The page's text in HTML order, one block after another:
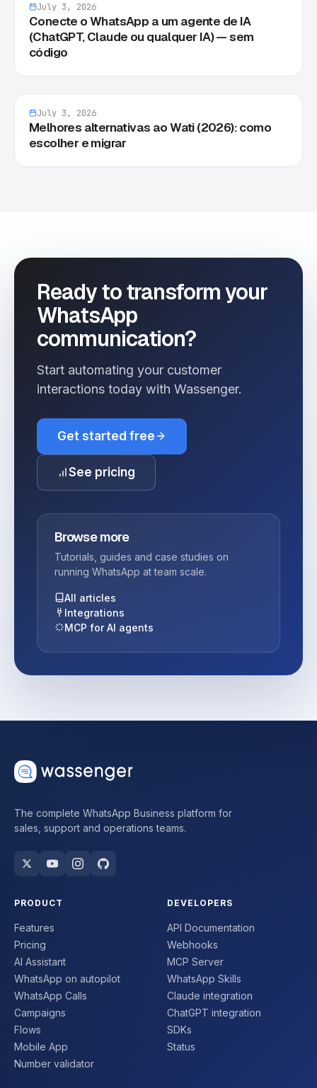
July 3, 2026
Conecte o WhatsApp a um agente de IA
(ChatGPT, Claude ou qualquer IA) — sem
código
July 3, 2026
Melhores alternativas ao Wati (2026): como
escolher e migrar
Ready to transform your
WhatsApp
communication?
Start automating your customer
interactions today with Wassenger.
Get started free
See pricing
Browse more
Tutorials, guides and case studies on
running WhatsApp at team scale.
All articles
Integrations
MCP for AI agents
The complete WhatsApp Business platform for
sales, support and operations teams.
PRODUCT
Features
Pricing
AI Assistant
WhatsApp on autopilot
WhatsApp Calls
Campaigns
Flows
Mobile App
Number validator
DEVELOPERS
API Documentation
Webhooks
MCP Server
WhatsApp Skills
Claude integration
ChatGPT integration
SDKs
Status